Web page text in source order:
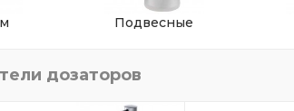
Подвесные
дозаторов